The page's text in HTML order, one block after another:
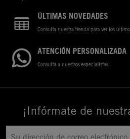
ÚLTIMAS NOVEDADES
Consulta nuestra tienda para ver los
ATENCIÓN PERSONALIZADA
Consulta a nuestros especialistas
¡Infórmate de